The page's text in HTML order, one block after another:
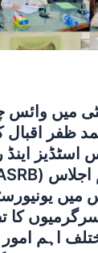
میں وائس
ظفر اقبال
اسٹڈیز
میں
کا
اہم امور